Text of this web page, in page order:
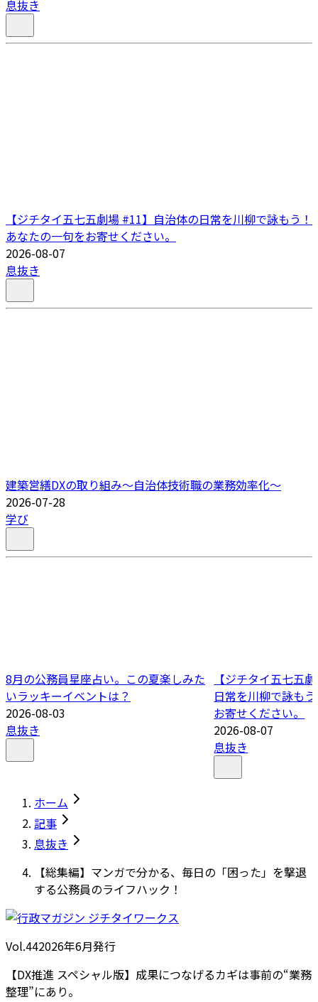
息抜き
【ジチタイ五七五劇場 #11】自治体の日常を川柳で詠もう！
あなたの一句をお寄せください。
2026-08-07
息抜き
建築営繕DXの取り組み～自治体技術職の業務効率化～
2026-07-28
学び
8月の公務員星座占い。この夏楽しみた
いラッキーイベントは？
2026-08-03
息抜き
【ジチタイ五七五
日常を川柳で詠も
お寄せください。
2026-08-07
息抜き
ホーム
記事
息抜き
【総集編】マンガで分かる、毎日の「困った」を撃退
する公務員のライフハック！
Vol.442026年6月発行
【DX推進 スペシャル版】成果につなげるカギは事前の“業務
整理”にあり。